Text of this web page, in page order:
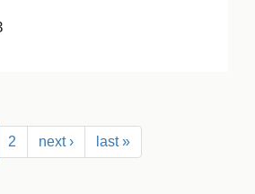
2 next › last »